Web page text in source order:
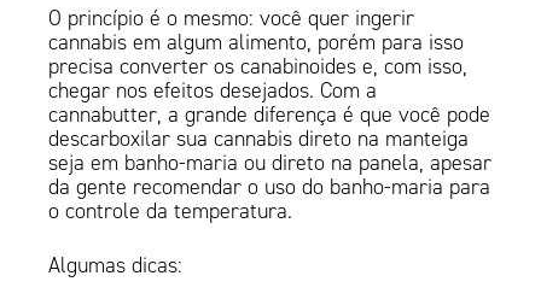
O princípio é o mesmo: você quer ingerir
cannabis em algum alimento, porém para isso
precisa converter os canabinoides e, com isso,
chegar nos efeitos desejados. Com a
cannabutter, a grande diferença é que você pode
descarboxilar sua cannabis direto na manteiga
seja em banho-maria ou direto na panela, apesar
da gente recomendar o uso do banho-maria para
o controle da temperatura.
Algumas dicas: